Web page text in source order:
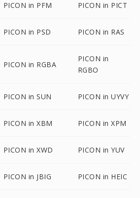
PICON in PFM PICON in PICT
PICON in PSD PICON in RAS
PICON in RGBA
PICON in
RGBO
PICON in SUN PICON in UYVY
PICON in XBM PICON in XPM
PICON in XWD PICON in YUV
PICON in JBIG PICON in HEIC